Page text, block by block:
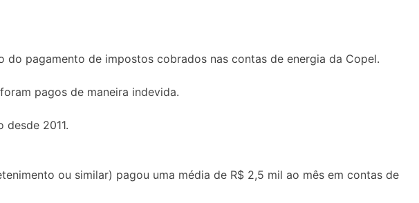
do pagamento de impostos cobrados nas contas de energia da Copel.
pagos de maneira indevida.
2011.
ou similar) pagou uma média de R$ 2,5 mil ao mês em contas de